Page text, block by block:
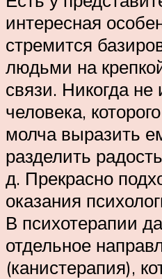
интересная
стремится
людьми на
связи. Никогда не
человека,
молча выразить
разделить
д. Прекрасно
оказания
В психотерапии
отдельное
(канистерапия),